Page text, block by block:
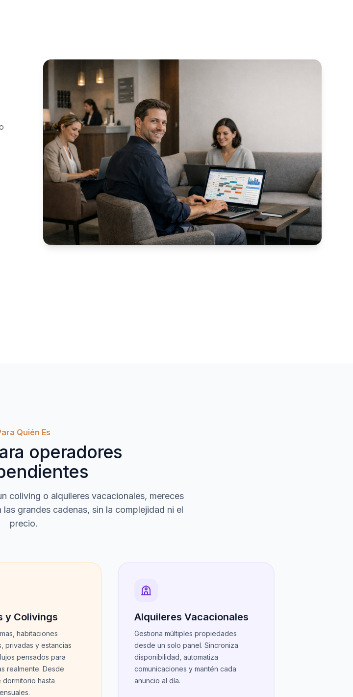
Quién Es
operadores
coliving o alquileres vacacionales, mereces
las grandes cadenas, sin la complejidad ni el
precio.
y Colivings
habitaciones
privadas y estancias
pensados para
realmente. Desde
hasta
Alquileres Vacacionales
Gestiona múltiples propiedades
desde un solo panel. Sincroniza
disponibilidad, automatiza
comunicaciones y mantén cada
anuncio al día.